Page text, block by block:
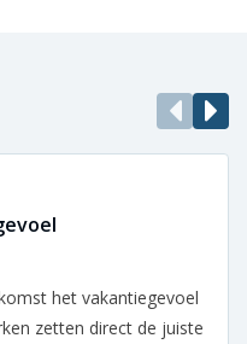
het vakantiegevoel
zetten direct de juiste